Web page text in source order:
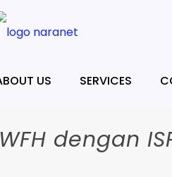
US SERVICES
WFH dengan